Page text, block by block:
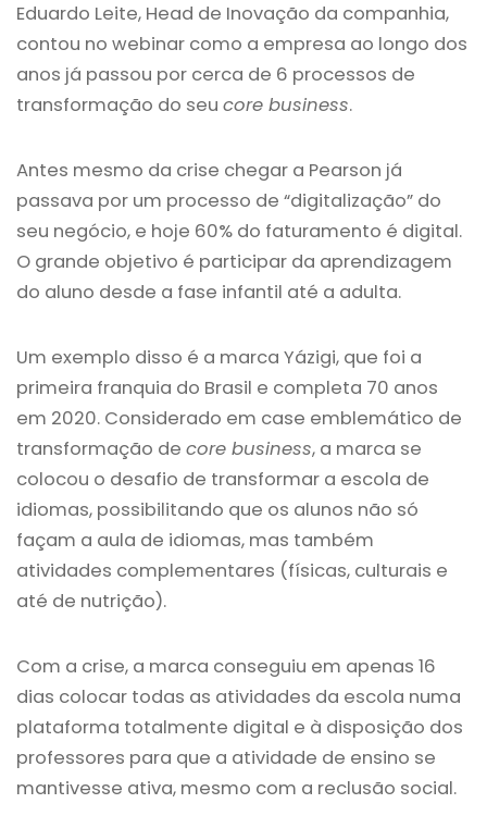
Eduardo Leite, Head de Inovação da companhia,
contou no webinar como a empresa ao longo dos
anos já passou por cerca de 6 processos de
transformação do seu core business.
Antes mesmo da crise chegar a Pearson já
passava por um processo de “digitalização” do
seu negócio, e hoje 60% do faturamento é digital.
O grande objetivo é participar da aprendizagem
do aluno desde a fase infantil até a adulta.
Um exemplo disso é a marca Yázigi, que foi a
primeira franquia do Brasil e completa 70 anos
em 2020. Considerado em case emblemático de
transformação de core business, a marca se
colocou o desafio de transformar a escola de
idiomas, possibilitando que os alunos não só
façam a aula de idiomas, mas também
atividades complementares (físicas, culturais e
até de nutrição).
Com a crise, a marca conseguiu em apenas 16
dias colocar todas as atividades da escola numa
plataforma totalmente digital e à disposição dos
professores para que a atividade de ensino se
mantivesse ativa, mesmo com a reclusão social.